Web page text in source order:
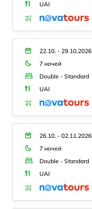
UAI
22.10. - 29.10.2026
7 ночей
Double - Standard
UAI
26.10. - 02.11.2026
7 ночей
Double - Standard
UAI